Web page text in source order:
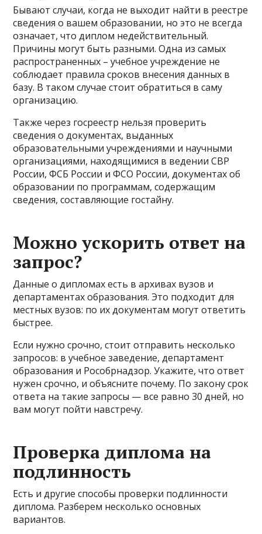
Бывают случаи, когда не выходит найти в реестре
сведения о вашем образовании, но это не всегда
означает, что диплом недействительный.
Причины могут быть разными. Одна из самых
распространенных – учебное учреждение не
соблюдает правила сроков внесения данных в
базу. В таком случае стоит обратиться в саму
организацию.
Также через госреестр нельзя проверить
сведения о документах, выданных
образовательными учреждениями и научными
организациями, находящимися в ведении СВР
России, ФСБ России и ФСО России, документах об
образовании по программам, содержащим
сведения, составляющие гостайну.
Можно ускорить ответ на
запрос?
Данные о дипломах есть в архивах вузов и
департаментах образования. Это подходит для
местных вузов: по их документам могут ответить
быстрее.
Если нужно срочно, стоит отправить несколько
запросов: в учебное заведение, департамент
образования и Рособрнадзор. Укажите, что ответ
нужен срочно, и объясните почему. По закону срок
ответа на такие запросы — все равно 30 дней, но
вам могут пойти навстречу.
Проверка диплома на
подлинность
Есть и другие способы проверки подлинности
диплома. Разберем несколько основных
вариантов.